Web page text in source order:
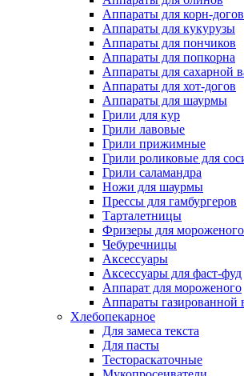
Аппараты для корн-догов
Аппараты для кукурузы
Аппараты для пончиков
Аппараты для попкорна
Аппараты для сахарной
Аппараты для хот-догов
Аппараты для шаурмы
Грили для кур
Грили лавовые
Грили прижимные
Грили роликовые для
Грили саламандра
Ножи для шаурмы
Прессы для гамбургеров
Тарталетницы
Фризеры для мороженого
Чебуречницы
Аксессуары
Аксессуары для фаст-фуд
Аппарат для мороженого
Аппараты газированной
Хлебопекарное
Для замеса текста
Для пасты
Тестораскаточные